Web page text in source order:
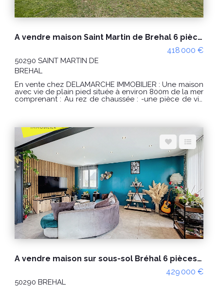
www.georisques.gouv.fr" Pour visiter : Agence
DELAMARCHE IMMO.COM Florian GINARD
A vendre maison Saint Martin de Brehal 6 pièces plage à pied
418 000 €
50290 SAINT MARTIN DE
BREHAL
En vente chez DELAMARCHE IMMOBILIER : Une maison
avec vie de plain pied située à environ 800m de la mer
comprenant : Au rez de chaussée : -une pièce de vie
chambres, -un débarras, -une salle d'eau, -un WC.
Double garage. PRIX : 418 000 € Honoraires à la
charge du vendeur. Classe énergie : D (243) Classe
climat : B (7) Montant estimé des dépenses annuelles
d'énergie pour un usage standard : entre 2300 € et
3160 € / an Prix moyens des énergies indexés sur les
années 2021, 2022 et 2023 (abonnements compris) "Les
informations sur les risques auxquels ce bien est
exposé sont disponibles sur le site Géorisques :
www.georisques.gouv.fr" POUR VISITER : Agence
DELAMARCHE BREHAL ou Florian GINARD 0786274434
A vendre maison sur sous-sol Bréhal 6 pièces - 5 chambres
429 000 €
50290 BREHAL